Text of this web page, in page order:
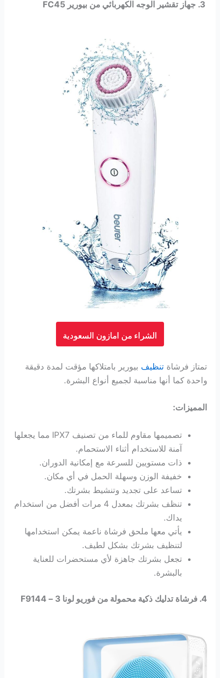
3. جهاز تقشير الوجه الكهربائي من بيورير FC45
الشراء من امازون السعودية
تمتاز فرشاةتنظيف بيورير بامتلاكها مؤقت لمدة دقيقة
واحدة كما أنها مناسبة لجميع أنواع البشرة.
المميزات:
تصميمها مقاوم للماء من تصنيف IPX7 مما يجعلها
آمنة للاستخدام أثناء الاستحمام.
ذات مستويين للسرعة مع إمكانية الدوران.
خفيفة الوزن وسهلة الحمل في أي مكان.
تساعد على تجديد وتنشيط بشرتك.
تنظف بشرتك بمعدل 4 مرات أفضل من استخدام
يداك.
يأتي معها ملحق فرشاة ناعمة يمكن استخدامها
لتنظيف بشرتك بشكل لطيف.
تجعل بشرتك جاهزة لأي مستحضرات للعناية
بالبشرة.
4. فرشاة تدليك ذكية محمولة من فوريو لونا 3 – F9144